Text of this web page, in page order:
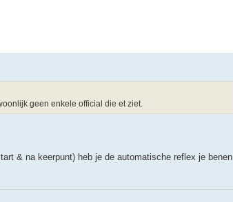
geen enkele official die et ziet.
& na keerpunt) heb je de automatische reflex je benen